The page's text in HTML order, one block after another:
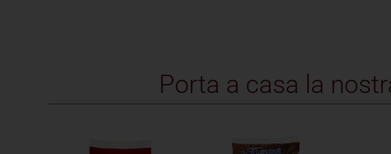
Porta a casa la